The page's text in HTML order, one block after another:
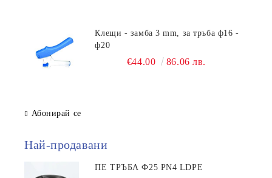
Клещи - замба 3 mm, за тръба ф16 -
ф20
€44.00 86.06 лв.
Абонирай се
Най-продавани
ПЕ ТРЪБА Ф25 PN4 LDPE